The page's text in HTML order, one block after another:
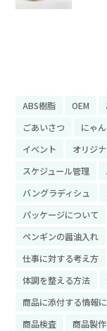
ABS樹脂 OEM
ごあいさつ
にゃ
イベント
オリジ
スケジュール管理
バングラディシュ
パッケージについて
ペンギンの醤油入れ
仕事に対する考え方
体調を整える方法
商品に添付する情報
商品検査
商品製